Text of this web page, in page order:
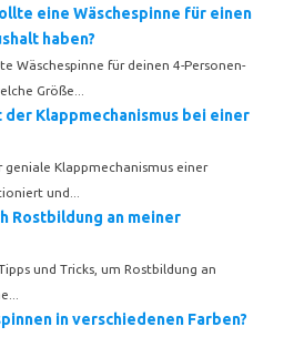
eine Wäschespinne für einen
haben?
Wäschespinne für deinen 4-Personen-
Größe...
Klappmechanismus bei einer
geniale Klappmechanismus einer
und...
Rostbildung an meiner
und Tricks, um Rostbildung an
in verschiedenen Farben?